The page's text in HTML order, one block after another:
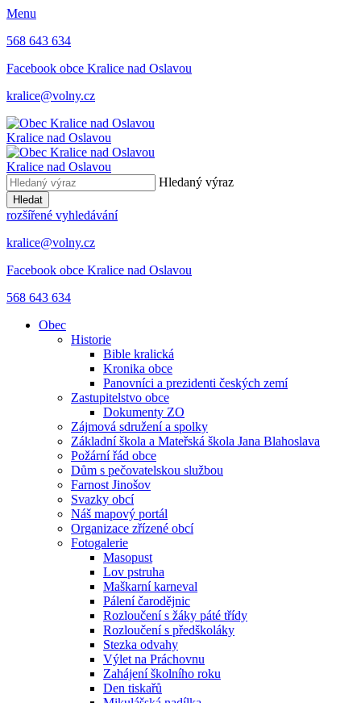
Menu
568 643 634
Facebook obce Kralice nad Oslavou
kralice@volny.cz
Kralice nad Oslavou
Kralice nad Oslavou
Hledaný výraz
Hledat
rozšířené vyhledávání
kralice@volny.cz
Facebook obce Kralice nad Oslavou
568 643 634
Obec
Historie
Bible kralická
Kronika obce
Panovníci a prezidenti českých zemí
Zastupitelstvo obce
Dokumenty ZO
Zájmová sdružení a spolky
Základní škola a Mateřská škola Jana Blahoslava
Požární řád obce
Dům s pečovatelskou službou
Farnost Jinošov
Svazky obcí
Náš mapový portál
Organizace zřízené obcí
Fotogalerie
Masopust
Lov pstruha
Maškarní karneval
Pálení čarodějnic
Rozloučení s žáky páté třídy
Rozloučení s předškoláky
Stezka odvahy
Výlet na Práchovnu
Zahájení školního roku
Den tiskařů